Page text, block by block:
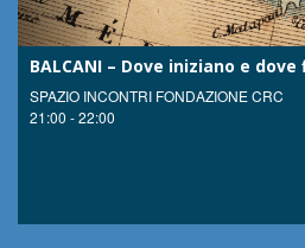
BALCANI – Dove iniziano e dove
SPAZIO INCONTRI FONDAZIONE CRC
21:00 - 22:00